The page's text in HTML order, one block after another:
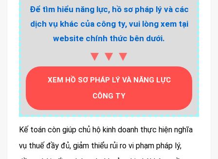
Để tìm hiểu năng lực, hồ sơ pháp lý và các
dịch vụ khác của công ty, vui lòng xem tại
website chính thức bên dưới.
▼▼▼
XEM HỒ SƠ PHÁP LÝ VÀ NĂNG LỰC
CÔNG TY
Kế toán còn giúp chủ hộ kinh doanh thực hiện nghĩa
vụ thuế đầy đủ, giảm thiểu rủi ro vi phạm pháp lý,